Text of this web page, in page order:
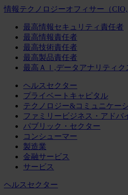
情報テクノロジーオフィサー（CIO,
最高情報セキュリティ責任者
最高情報責任者
最高技術責任者
最高製品責任者
最高ＡＩ,データアナリティク
ヘルスセクター
プライベートキャピタル
テクノロジー&コミュニケー
ファミリービジネス・アドバ
パブリック・セクター
コンシューマー
製造業
金融サービス
サービス
ヘルスセクター